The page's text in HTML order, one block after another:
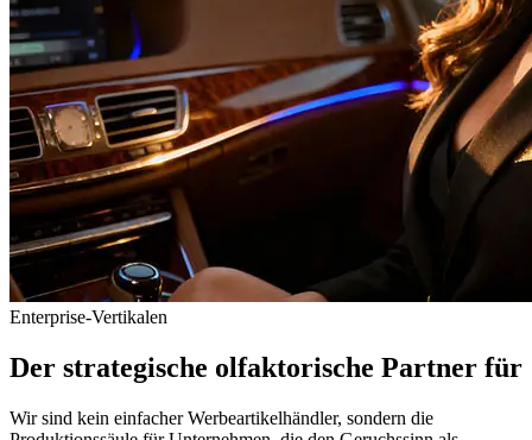
Enterprise-Vertikalen
Der strategische olfaktorische Partner für
Wir sind kein einfacher Werbeartikelhändler, sondern die